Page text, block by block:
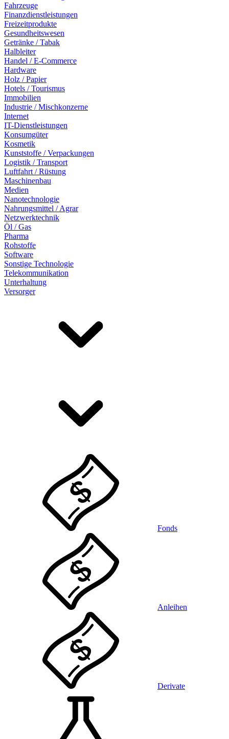
Fahrzeuge
Finanzdienstleistungen
Freizeitprodukte
Gesundheitswesen
Getränke / Tabak
Halbleiter
Handel / E-Commerce
Hardware
Holz / Papier
Hotels / Tourismus
Immobilien
Industrie / Mischkonzerne
Internet
IT-Dienstleistungen
Konsumgüter
Kosmetik
Kunststoffe / Verpackungen
Logistik / Transport
Luftfahrt / Rüstung
Maschinenbau
Medien
Nanotechnologie
Nahrungsmittel / Agrar
Netzwerktechnik
Öl / Gas
Pharma
Rohstoffe
Software
Sonstige Technologie
Telekommunikation
Unterhaltung
Versorger
Fonds
Anleihen
Derivate